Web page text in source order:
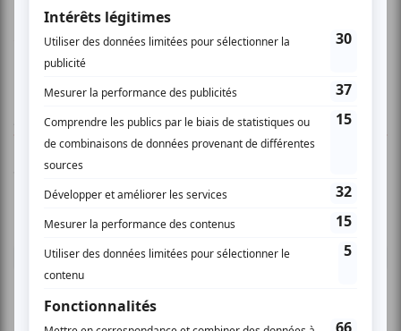
www.musiquemultimontreal.com
AUCUN COMMENTAIRE
donner un avis.
Connectez-vous ici.